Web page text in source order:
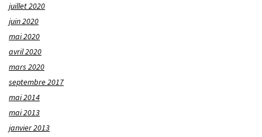
juillet 2020
juin 2020
mai 2020
avril 2020
mars 2020
septembre 2017
mai 2014
mai 2013
janvier 2013